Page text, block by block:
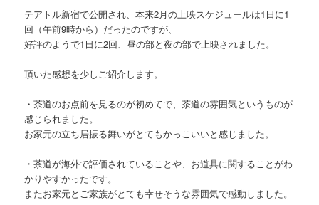
テアトル新宿で公開され、本来2月の上映スケジュールは1日に1
回（午前9時から）だったのですが、
好評のようで1日に2回、昼の部と夜の部で上映されました。
頂いた感想を少しご紹介します。
・茶道のお点前を見るのが初めてで、茶道の雰囲気というものが
感じられました。
お家元の立ち居振る舞いがとてもかっこいいと感じました。
・茶道が海外で評価されていることや、お道具に関することがわ
かりやすかったです。
またお家元とご家族がとても幸せそうな雰囲気で感動しました。